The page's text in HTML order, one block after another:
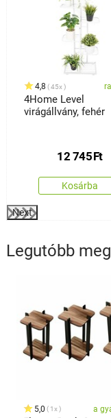
4,8 45x
4Home Level
virágállvány, fehér
12 745Ft
Kosárba
Next
Legutóbb
5,0 1x a